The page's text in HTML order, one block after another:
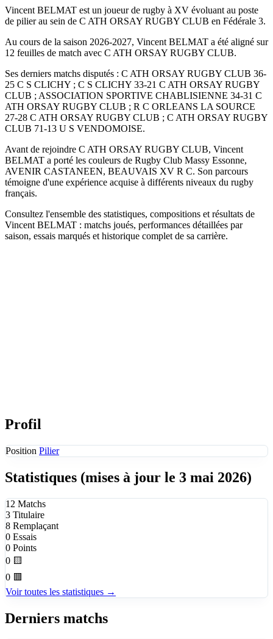
Vincent BELMAT est un joueur de rugby à XV évoluant au poste
de pilier au sein de C ATH ORSAY RUGBY CLUB en Fédérale 3.
Au cours de la saison 2026-2027, Vincent BELMAT a été aligné sur
12 feuilles de match avec C ATH ORSAY RUGBY CLUB.
Ses derniers matchs disputés : C ATH ORSAY RUGBY CLUB 36-
25 C S CLICHY ; C S CLICHY 33-21 C ATH ORSAY RUGBY
CLUB ; ASSOCIATION SPORTIVE CHABLISIENNE 34-31 C
ATH ORSAY RUGBY CLUB ; R C ORLEANS LA SOURCE
27-28 C ATH ORSAY RUGBY CLUB ; C ATH ORSAY RUGBY
CLUB 71-13 U S VENDOMOISE.
Avant de rejoindre C ATH ORSAY RUGBY CLUB, Vincent
BELMAT a porté les couleurs de Rugby Club Massy Essonne,
AVENIR CASTANEEN, BEAUVAIS XV R C. Son parcours
témoigne d'une expérience acquise à différents niveaux du rugby
français.
Consultez l'ensemble des statistiques, compositions et résultats de
Vincent BELMAT : matchs joués, performances détaillées par
saison, essais marqués et historique complet de sa carrière.
Profil
Position Pilier
Statistiques (mises à jour le 3 mai 2026)
12 Matchs
3 Titulaire
8 Remplaçant
0 Essais
0 Points
0 🟨
0 🟥
Voir toutes les statistiques →
Derniers matchs